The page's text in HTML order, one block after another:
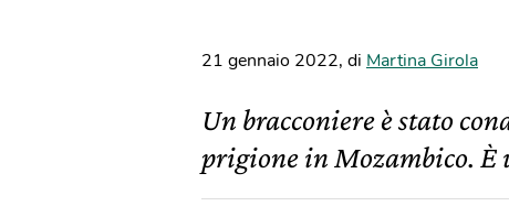
21 gennaio 2022, di Martina Girola
Un bracconiere è stato
prigione in Mozambico. È